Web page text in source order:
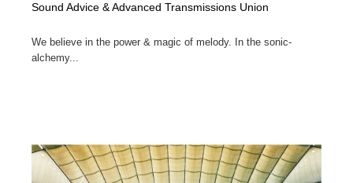
Sound Advice & Advanced Transmissions Union
We believe in the power & magic of melody. In the sonic-
alchemy...